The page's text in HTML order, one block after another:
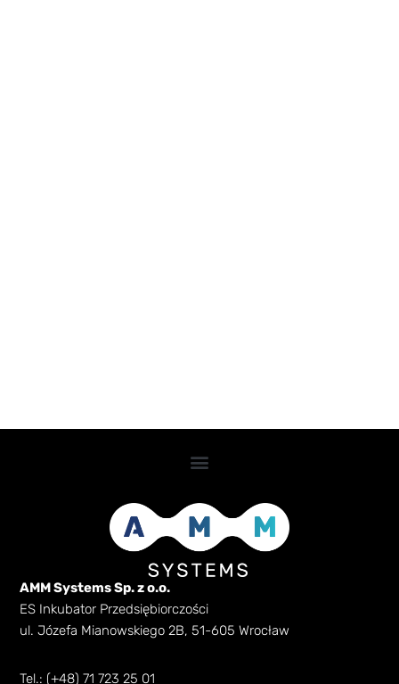
AMM Systems Sp. z o.o.
ES Inkubator Przedsiębiorczości
ul. Józefa Mianowskiego 2B, 51-605 Wrocław
Tel.: (+48) 71 723 25 01